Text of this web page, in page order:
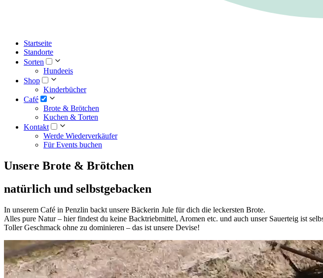
Startseite
Standorte
Sorten
Hundeeis
Shop
Kinderbücher
Café
Brote & Brötchen
Kuchen & Torten
Kontakt
Werde Wiederverkäufer
Für Events buchen
Unsere Brote & Brötchen
natürlich und selbstgebacken
In unserem Café in Penzlin backt unsere Bäckerin Jule für dich die leckersten Brote.
Alles pure Natur – hier findest du keine Backtriebmittel, Aromen etc. und auch unser Sauerteig ist
Toller Geschmack ohne zu dominieren – das ist unsere Devise!